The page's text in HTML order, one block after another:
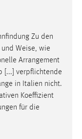
Zu den
Weise, wie
Arrangement
[...] verpflichtende
in Italien nicht.
Koeffizient
für die